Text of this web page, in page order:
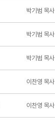
박기범 목사
박기범 목사
박기범 목사
이찬영 목사
이찬영 목사